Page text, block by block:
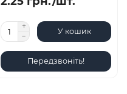
У кошик
Передзвоніть!